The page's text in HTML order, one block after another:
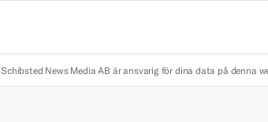
Schibsted News Media AB är ansvarig för dina data på denna